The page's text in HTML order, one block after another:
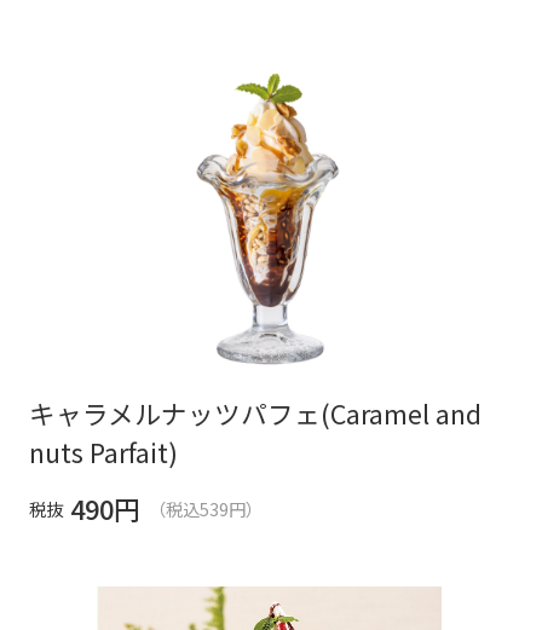
キャラメルナッツパフェ(Caramel and
nuts Parfait)
税抜 490円 （税込539円）